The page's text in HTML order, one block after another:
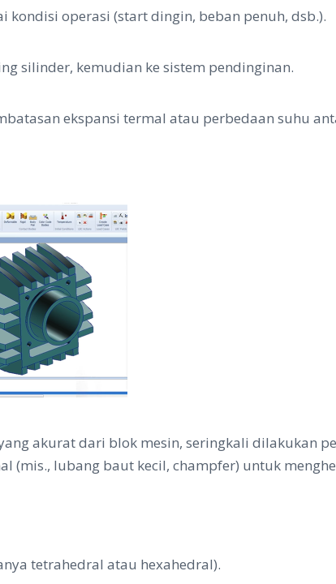
operasi (start dingin, beban penuh, dsb.).
silinder, kemudian ke sistem pendinginan.
ekspansi termal atau perbedaan suhu
akurat dari blok mesin, seringkali dilakukan
lubang baut kecil, champfer) untuk
tetrahedral atau hexahedral).